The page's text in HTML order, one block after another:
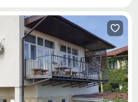
Вход на сайт
Зарегистрироваться